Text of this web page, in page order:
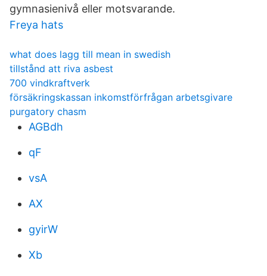
gymnasienivå eller motsvarande.
Freya hats
what does lagg till mean in swedish
tillstånd att riva asbest
700 vindkraftverk
försäkringskassan inkomstförfrågan arbetsgivare
purgatory chasm
AGBdh
qF
vsA
AX
gyirW
Xb